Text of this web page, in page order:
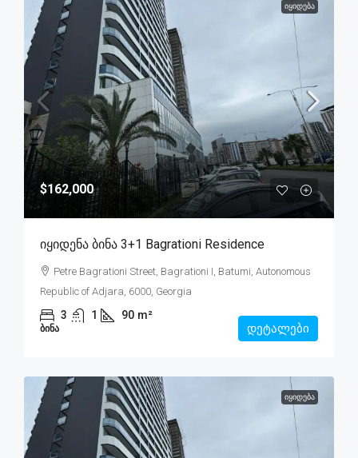
ᲘᲧᲘᲓᲔᲑᲐ
$162,000
Იყიდენა Ბინა 3+1 Bagrationi Residence
Petre Bagrationi Street, Bagrationi I, Batumi, Autonomous
Republic of Adjara, 6000, Georgia
3 1 90 m²
ᲑᲘᲜᲐ დეტალები
ᲘᲧᲘᲓᲔᲑᲐ